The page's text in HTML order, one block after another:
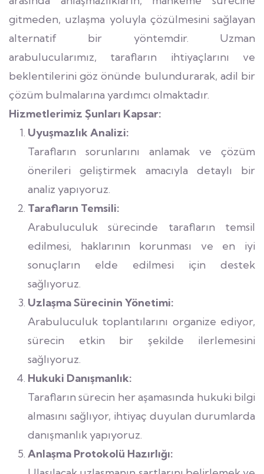
gitmeden, uzlaşma yoluyla çözülmesini sağlayan
alternatif bir yöntemdir. Uzman
arabulucularımız, tarafların ihtiyaçlarını ve
beklentilerini göz önünde bulundurarak, adil bir
çözüm bulmalarına yardımcı olmaktadır.
Hizmetlerimiz Şunları Kapsar:
Uyuşmazlık Analizi:
Tarafların sorunlarını anlamak ve çözüm
önerileri geliştirmek amacıyla detaylı bir
analiz yapıyoruz.
Tarafların Temsili:
Arabuluculuk sürecinde tarafların temsil
edilmesi, haklarının korunması ve en iyi
sonuçların elde edilmesi için destek
sağlıyoruz.
Uzlaşma Sürecinin Yönetimi:
Arabuluculuk toplantılarını organize ediyor,
sürecin etkin bir şekilde ilerlemesini
sağlıyoruz.
Hukuki Danışmanlık:
Tarafların sürecin her aşamasında hukuki bilgi
almasını sağlıyor, ihtiyaç duyulan durumlarda
danışmanlık yapıyoruz.
Anlaşma Protokolü Hazırlığı: